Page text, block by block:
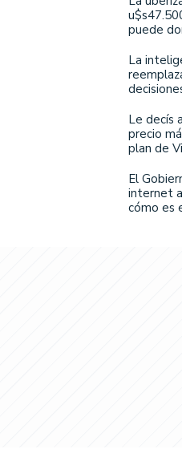
puede
La
Le decís
precio
plan de
El
internet
cómo es